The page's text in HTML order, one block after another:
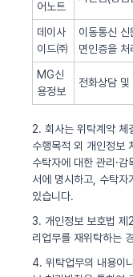
어노트
데이사
이드㈜
이동통신
면인증을
MG신
용정보
전화상담
2. 회사는 위탁계약 체
수행목적 외 개인정보
수탁자에 대한 관리·
서에 명시하고, 수탁자
있습니다.
3. 개인정보 보호법 제
리업무를 재위탁하는
4. 위탁업무의 내용이